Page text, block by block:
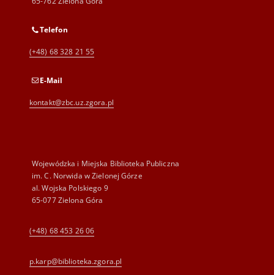
Telefon
(+48) 68 328 21 55
E-Mail
kontakt@zbc.uz.zgora.pl
Wojewódzka i Miejska Biblioteka Publiczna
im. C. Norwida w Zielonej Górze
al. Wojska Polskiego 9
65-077 Zielona Góra
(+48) 68 453 26 06
p.karp@biblioteka.zgora.pl